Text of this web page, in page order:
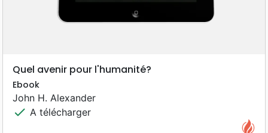
Quel avenir pour l'humanité?
Ebook
John H. Alexander
check A télécharger